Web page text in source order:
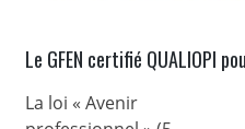
Le GFEN certifié QUALIOPI
La loi « Avenir